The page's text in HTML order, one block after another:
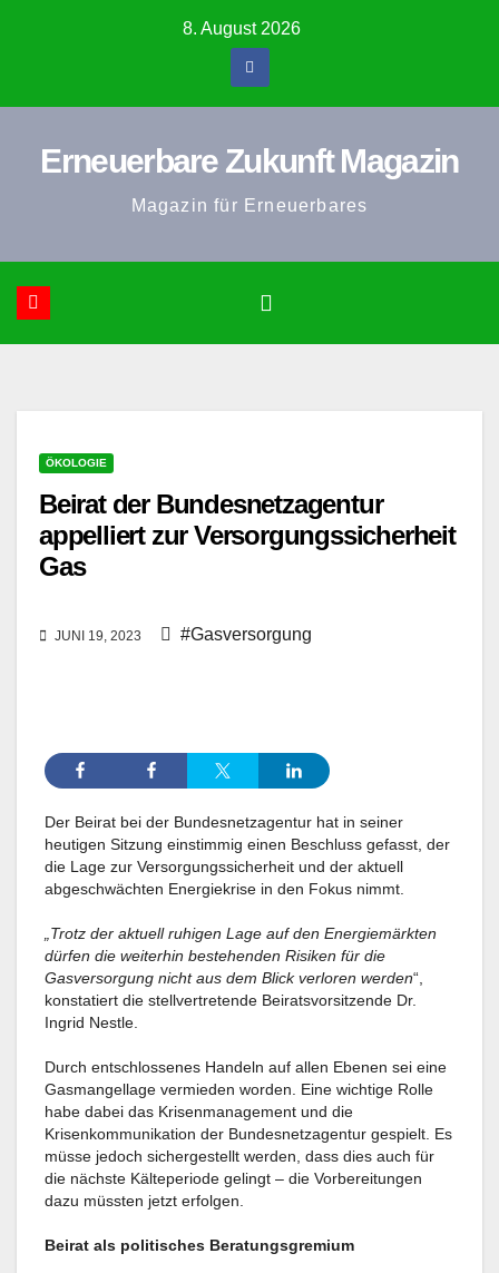
8. August 2026
Erneuerbare Zukunft Magazin
Magazin für Erneuerbares
ÖKOLOGIE
Beirat der Bundesnetzagentur
appelliert zur Versorgungssicherheit
Gas
JUNI 19, 2023 #Gasversorgung
Der Beirat bei der Bundesnetzagentur hat in seiner
heutigen Sitzung einstimmig einen Beschluss gefasst, der
die Lage zur Versorgungssicherheit und der aktuell
abgeschwächten Energiekrise in den Fokus nimmt.
„Trotz der aktuell ruhigen Lage auf den Energiemärkten
dürfen die weiterhin bestehenden Risiken für die
Gasversorgung nicht aus dem Blick verloren werden“,
konstatiert die stellvertretende Beiratsvorsitzende Dr.
Ingrid Nestle.
Durch entschlossenes Handeln auf allen Ebenen sei eine
Gasmangellage vermieden worden. Eine wichtige Rolle
habe dabei das Krisenmanagement und die
Krisenkommunikation der Bundesnetzagentur gespielt. Es
müsse jedoch sichergestellt werden, dass dies auch für
die nächste Kälteperiode gelingt – die Vorbereitungen
dazu müssten jetzt erfolgen.
Beirat als politisches Beratungsgremium